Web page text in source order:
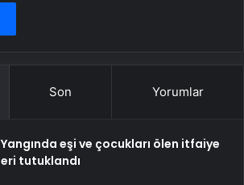
Son Yorumlar
Yangında eşi ve çocukları ölen itfaiye
eri tutuklandı